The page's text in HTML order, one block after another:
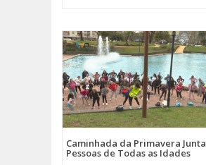
Caminhada da Primavera Junta
Pessoas de Todas as Idades